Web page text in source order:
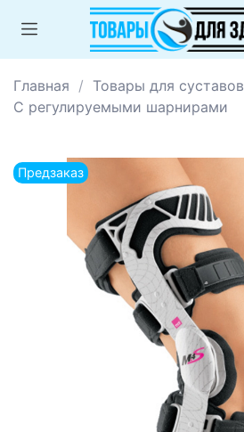
Главная Товары для суставов
С регулируемыми шарнирами
Предзаказ